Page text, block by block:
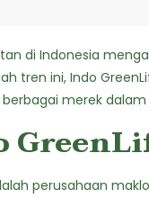
di Indonesia
tren ini, Indo
merek
perusahaan